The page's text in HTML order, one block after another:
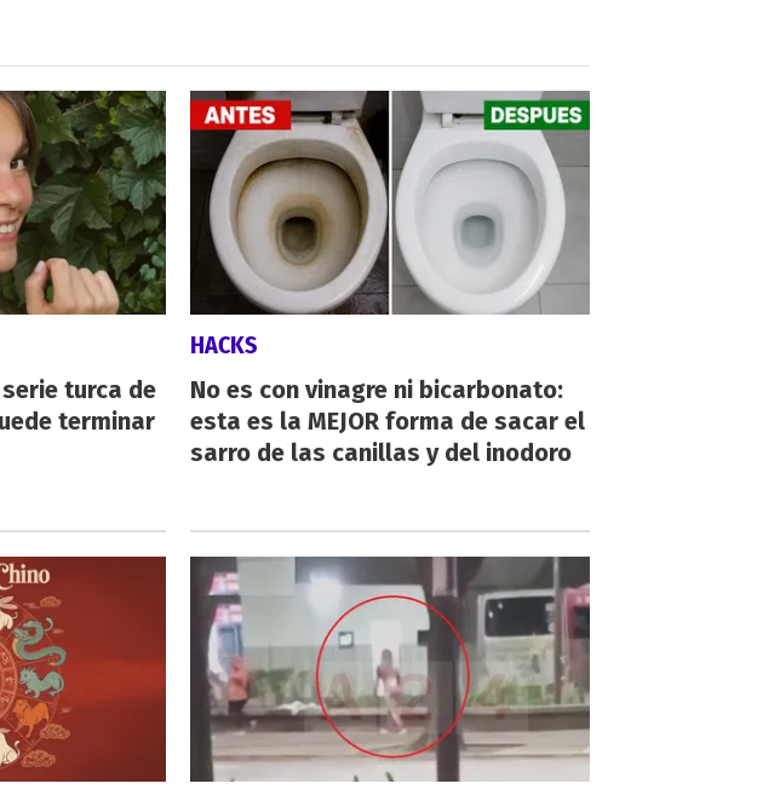
turca de
terminar
HACKS
No es con vinagre ni bicarbonato:
esta es la MEJOR forma de sacar el
sarro de las canillas y del inodoro